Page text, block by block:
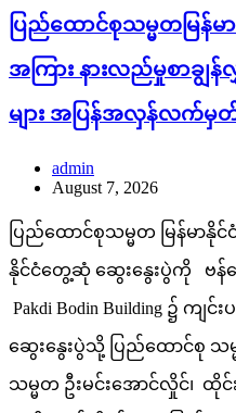
ပြည်ထောင်စုသမ္မတမြန်
အကြား နားလည်မှုစာချွ
များ အပြန်အလှန်လက်
admin
August 7, 2026
ပြည်ထောင်စုသမ္မတ မြန်မာနို
နိုင်ငံတွေ့ဆုံ ဆွေးနွေးပွဲကို ဗန်
Pakdi Bodin Building ၌
ဆွေးနွေးပွဲသို့ ပြည်ထောင်စု သမ္
သမ္မတ ဦးမင်းအောင်လှိုင်၊ ထိုင်